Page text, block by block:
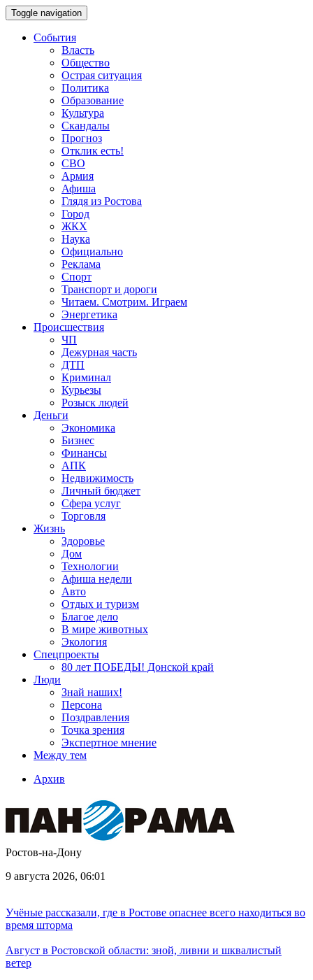
Toggle navigation
События
Власть
Общество
Острая ситуация
Политика
Образование
Культура
Скандалы
Прогноз
Отклик есть!
СВО
Армия
Афиша
Глядя из Ростова
Город
ЖКХ
Наука
Официально
Реклама
Спорт
Транспорт и дороги
Читаем. Смотрим. Играем
Энергетика
Происшествия
ЧП
Дежурная часть
ДТП
Криминал
Курьезы
Розыск людей
Деньги
Экономика
Бизнес
Финансы
АПК
Недвижимость
Личный бюджет
Сфера услуг
Торговля
Жизнь
Здоровье
Дом
Технологии
Афиша недели
Авто
Отдых и туризм
Благое дело
В мире животных
Экология
Спецпроекты
80 лет ПОБЕДЫ! Донской край
Люди
Знай наших!
Персона
Поздравления
Точка зрения
Экспертное мнение
Между тем
Архив
Ростов-на-Дону
9 августа 2026, 06:01
Учёные рассказали, где в Ростове опаснее всего находиться во
время шторма
Август в Ростовской области: зной, ливни и шквалистый
ветер